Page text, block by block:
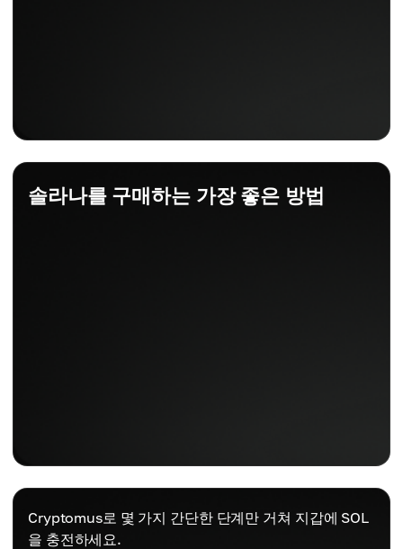
솔라나를 구매하는 가장 좋은 방법
Cryptomus로 몇 가지 간단한 단계만 거쳐 지갑에 SOL
을 충전하세요.